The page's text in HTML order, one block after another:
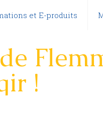
et E-produits
!